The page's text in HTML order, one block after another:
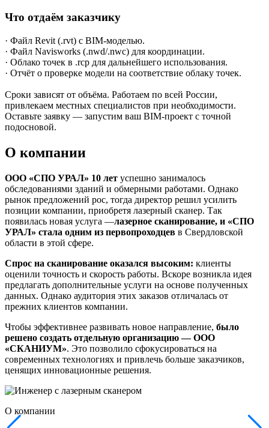
Что отдаём заказчику
· Файл Revit (.rvt) с BIM-моделью.
· Файл Navisworks (.nwd/.nwc) для координации.
· Облако точек в .rcp для дальнейшего использования.
· Отчёт о проверке модели на соответствие облаку точек.
Сроки зависят от объёма. Работаем по всей России,
привлекаем местных специалистов при необходимости.
Оставьте заявку — запустим ваш BIM-проект с точной
подосновой.
О компании
ООО «СПО УРАЛ» 10 лет успешно занималось
обследованиями зданий и обмерными работами. Однако
рынок предложений рос, тогда директор решил усилить
позиции компании, приобретя лазерный сканер. Так
появилась новая услуга —лазерное сканирование, и «СПО
УРАЛ» стала одним из первопроходцев в Свердловской
области в этой сфере.
Спрос на сканирование оказался высоким: клиенты
оценили точность и скорость работы. Вскоре возникла идея
предлагать дополнительные услуги на основе полученных
данных. Однако аудитория этих заказов отличалась от
прежних клиентов компании.
Чтобы эффективнее развивать новое направление, было
решено создать отдельную организацию — ООО
«СКАНИУМ». Это позволило сфокусироваться на
современных технологиях и привлечь больше заказчиков,
ценящих инновационные решения.
О компании